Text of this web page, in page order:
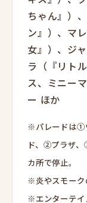
ちゃん』）
ン』）、マ
女』）、ジ
ラ（『リト
ス、ミニー
ー ほか
※パレードは①
ド、②プラザ
カ所で停止。
※炎やスモーク
※エンターテイ